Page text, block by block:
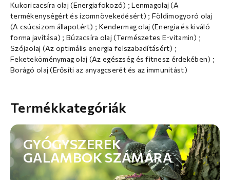
Kukoricacsíra olaj (Energiafokozó) ; Lenmagolaj (A
termékenységért és izomnövekedésért) ; Földimogyoró olaj
(A csúcsizom állapotért) ; Kendermag olaj (Energia és kiváló
forma javítása) ; Búzacsíra olaj (Természetes E-vitamin) ;
Szójaolaj (Az optimális energia felszabadításért) ;
Feketeköménymag olaj (Az egészség és fitnesz érdekében) ;
Borágó olaj (Erősíti az anyagcserét és az immunitást)
Termékkategóriák
GYÓGYSZEREK
GALAMBOK SZÁMÁRA